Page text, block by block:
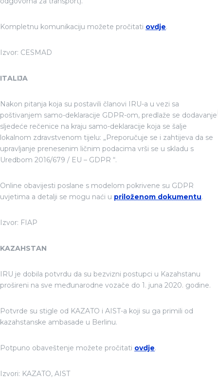
Kompletnu komunikaciju možete pročitati ovdje.
Izvor: CESMAD
ITALIJA
Nakon pitanja koja su postavili članovi IRU-a u vezi sa
poštivanjem samo-deklaracije GDPR-om, predlaže se dodavanje
sljedeće rečenice na kraju samo-deklaracije koja se šalje
lokalnom zdravstvenom tijelu: „Preporučuje se i zahtijeva da se
upravljanje prenesenim ličnim podacima vrši se u skladu s
Uredbom 2016/679 / EU – GDPR “.
Online obavijesti poslane s modelom pokrivene su GDPR
uvjetima a detalji se mogu naći u priloženom dokumentu.
Izvor: FIAP
KAZAHSTAN
IRU je dobila potvrdu da su bezvizni postupci u Kazahstanu
prošireni na sve međunarodne vozače do 1. juna 2020. godine.
Potvrde su stigle od KAZATO i AIST-a koji su ga primili od
kazahstanske ambasade u Berlinu.
Potpuno obaveštenje možete pročitati ovdje.
Izvori: KAZATO, AIST